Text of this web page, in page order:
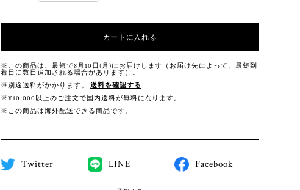
カートに入れる
※この商品は、最短で8月10日(月)にお届けします（お届け先によって、最短到
着日に数日追加される場合があります）。
※別途送料がかかります。
送料を確認する
※¥10,000以上のご注文で国内送料が無料になります。
※この商品は海外配送できる商品です。
Twitter LINE Facebook